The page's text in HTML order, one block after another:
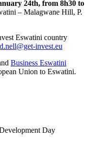
24th, from 8h30 to
– Malagwane Hill, P.
Eswatini country
invest.eu
Business Eswatini
Union to Eswatini.